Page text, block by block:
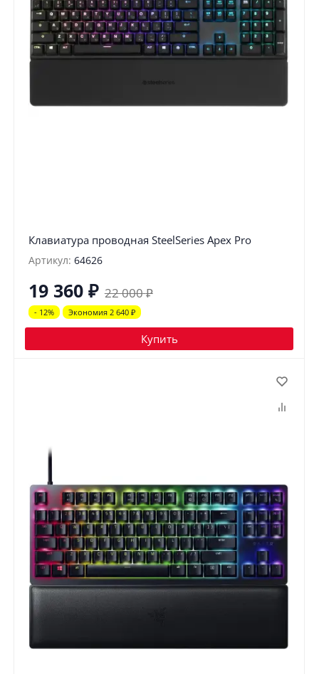
Клавиатура проводная SteelSeries Apex Pro
Артикул: 64626
19 360 ₽ 22 000₽
- 12% Экономия 2 640 ₽
Купить